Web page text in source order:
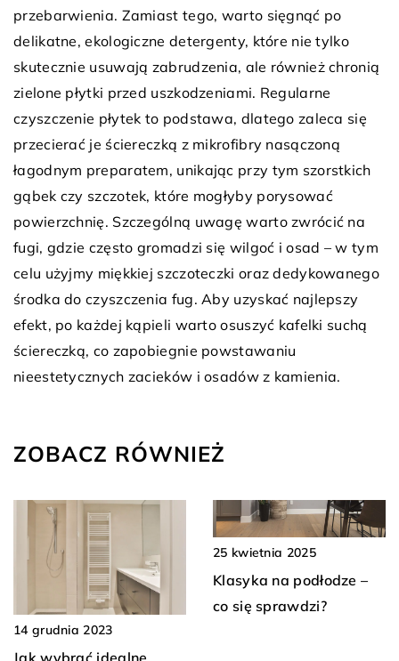
przebarwienia. Zamiast tego, warto sięgnąć po
delikatne, ekologiczne detergenty, które nie tylko
skutecznie usuwają zabrudzenia, ale również chronią
zielone płytki przed uszkodzeniami. Regularne
czyszczenie płytek to podstawa, dlatego zaleca się
przecierać je ściereczką z mikrofibry nasączoną
łagodnym preparatem, unikając przy tym szorstkich
gąbek czy szczotek, które mogłyby porysować
powierzchnię. Szczególną uwagę warto zwrócić na
fugi, gdzie często gromadzi się wilgoć i osad – w tym
celu użyjmy miękkiej szczoteczki oraz dedykowanego
środka do czyszczenia fug. Aby uzyskać najlepszy
efekt, po każdej kąpieli warto osuszyć kafelki suchą
ściereczką, co zapobiegnie powstawaniu
nieestetycznych zacieków i osadów z kamienia.
ZOBACZ RÓWNIEŻ
14 grudnia 2023
25 kwietnia 2025
Klasyka na podłodze –
co się sprawdzi?